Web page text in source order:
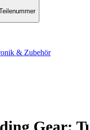
& Zubehör
Gear: